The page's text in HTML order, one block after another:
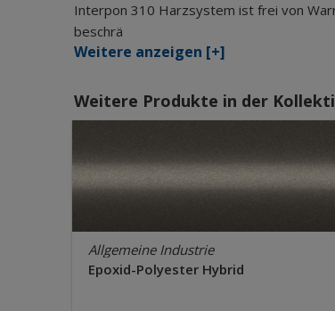
Interpon 310 Harzsystem ist frei von
beschrä
Weitere anzeigen [+]
Weitere Produkte in der
Allgemeine Industrie
Epoxid-Polyester Hybrid